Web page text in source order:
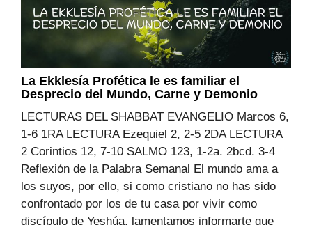
La Ekklesía Profética le es familiar el
Desprecio del Mundo, Carne y Demonio
LECTURAS DEL SHABBAT EVANGELIO Marcos 6,
1-6 1RA LECTURA Ezequiel 2, 2-5 2DA LECTURA
2 Corintios 12, 7-10 SALMO 123, 1-2a. 2bcd. 3-4
Reflexión de la Palabra Semanal El mundo ama a
los suyos, por ello, si como cristiano no has sido
confrontado por los de tu casa por vivir como
discípulo de Yeshúa, lamentamos informarte que